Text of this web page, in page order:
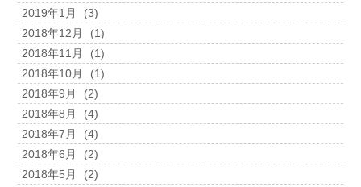
2019年1月
(3)
2018年12月
(1)
2018年11月
(1)
2018年10月
(1)
2018年9月
(2)
2018年8月
(4)
2018年7月
(4)
2018年6月
(2)
2018年5月
(2)